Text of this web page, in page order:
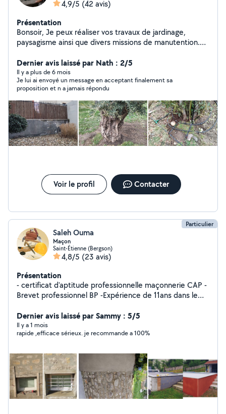
4,9/5 (42 avis)
Présentation
Bonsoir, Je peux réaliser vos travaux de jardinage,
paysagisme ainsi que divers missions de manutention.
Dernier avis laissé par Nath : 2/5
Il y a plus de 6 mois
Je lui ai envoyé un message en acceptant finalement sa
proposition et n a jamais répondu
Voir le profil Contacter
Particulier
Saleh Ouma
Maçon
Saint-Étienne (Bergson)
4,8/5 (23 avis)
Présentation
- certificat d'aptitude professionnelle maçonnerie CAP -
Brevet professionnel BP -Expérience de 11ans dans le
maçonnerie Je reste à votre disposition pour tout
renseignement
Dernier avis laissé par Sammy : 5/5
Il y a 1 mois
rapide ,efficace sérieux. je recommande a 100%